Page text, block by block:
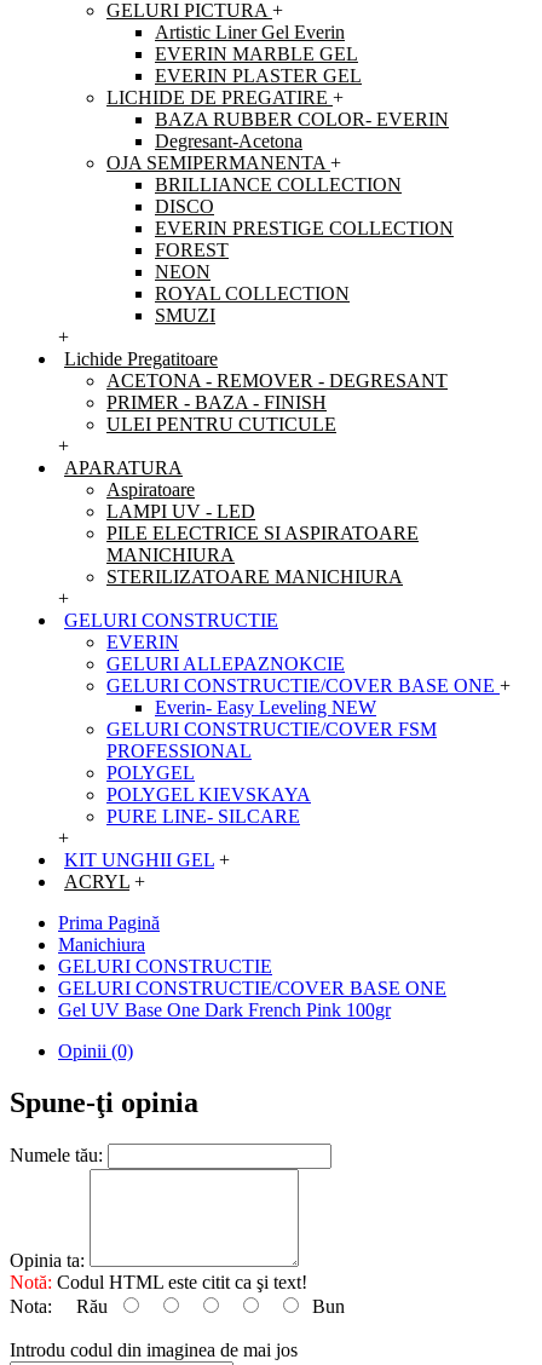
GELURI PICTURA +
Artistic Liner Gel Everin
EVERIN MARBLE GEL
EVERIN PLASTER GEL
LICHIDE DE PREGATIRE +
BAZA RUBBER COLOR- EVERIN
Degresant-Acetona
OJA SEMIPERMANENTA +
BRILLIANCE COLLECTION
DISCO
EVERIN PRESTIGE COLLECTION
FOREST
NEON
ROYAL COLLECTION
SMUZI
+
Lichide Pregatitoare
ACETONA - REMOVER - DEGRESANT
PRIMER - BAZA - FINISH
ULEI PENTRU CUTICULE
+
APARATURA
Aspiratoare
LAMPI UV - LED
PILE ELECTRICE SI ASPIRATOARE
MANICHIURA
STERILIZATOARE MANICHIURA
+
GELURI CONSTRUCTIE
EVERIN
GELURI ALLEPAZNOKCIE
GELURI CONSTRUCTIE/COVER BASE ONE +
Everin- Easy Leveling NEW
GELURI CONSTRUCTIE/COVER FSM
PROFESSIONAL
POLYGEL
POLYGEL KIEVSKAYA
PURE LINE- SILCARE
+
KIT UNGHII GEL +
ACRYL +
Prima Pagină
Manichiura
GELURI CONSTRUCTIE
GELURI CONSTRUCTIE/COVER BASE ONE
Gel UV Base One Dark French Pink 100gr
Opinii (0)
Spune-ţi opinia
Numele tău:
Opinia ta:
Notă: Codul HTML este citit ca şi text!
Nota: Rău Bun
Introdu codul din imaginea de mai jos